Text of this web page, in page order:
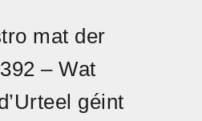
mat der
– Wat
géint